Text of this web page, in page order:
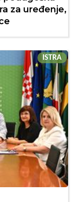
za uređenje,
ISTRA